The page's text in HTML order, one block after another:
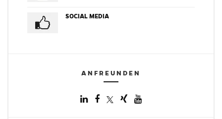
SOCIAL MEDIA
ANFREUNDEN